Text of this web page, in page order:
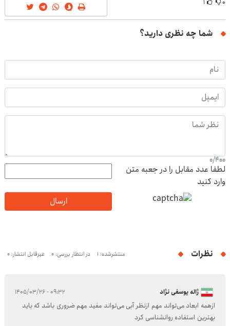
۰ ۱
شما چه نظری دارید؟
0/400
لطفا عدد مقابل را در جعبه متن
وارد کنید
ارسال
نظرات منتشرشده: 1 در انتظار بررسی: 0 غیرقابل انتشار: 0
ژاله یوسفی نژاد ۰۹:۳۲ - ۱۴۰۵/۰۳/۲۶
ازهمه ابعاد می‌تواند مهم ازنظر آبی می‌تواند مفید مهم ضروری باشد که باید
بهترین استفاده روانشناسی کرد